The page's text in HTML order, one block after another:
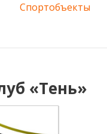
Спортобъекты
«Тень»